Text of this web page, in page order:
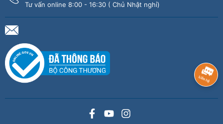
Tư vấn online 8:00 - 16:30 ( Chủ Nhật nghỉ)